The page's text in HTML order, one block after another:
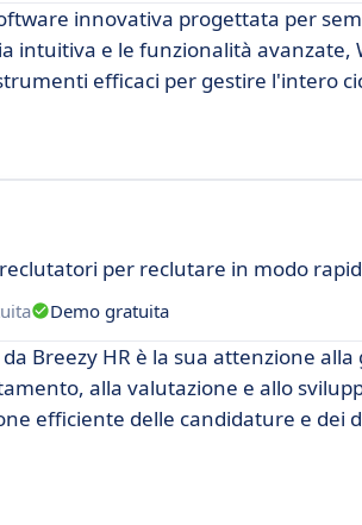
innovativa progettata per
intuitiva e le funzionalità
efficaci per gestire l'intero
per reclutare in modo
Demo gratuita
Breezy HR è la sua attenzione
alla valutazione e allo
efficiente delle candidature e